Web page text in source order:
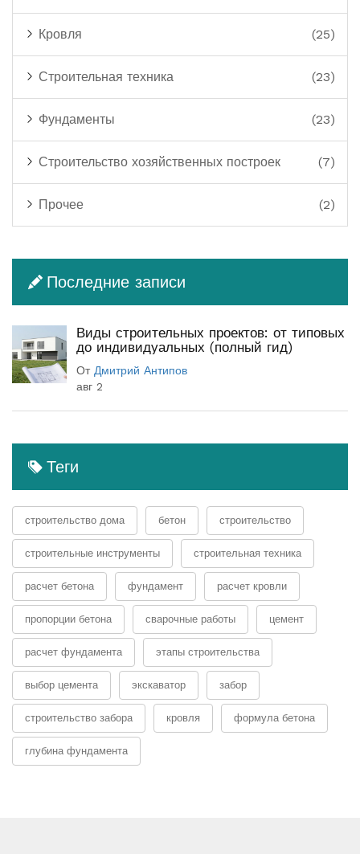
Кровля (25)
Строительная техника (23)
Фундаменты (23)
Строительство хозяйственных построек (7)
Прочее (2)
Последние записи
Виды строительных проектов: от типовых
до индивидуальных (полный гид)
От Дмитрий Антипов
авг 2
Теги
строительство дома бетон строительство
строительные инструменты строительная техника
расчет бетона фундамент расчет кровли
пропорции бетона сварочные работы цемент
расчет фундамента этапы строительства
выбор цемента экскаватор забор
строительство забора кровля формула бетона
глубина фундамента